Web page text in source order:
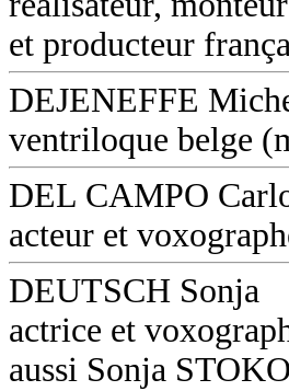
et producteur
DEJENEFFE
ventriloque belge
DEL CAMPO
acteur et
DEUTSCH Sonja
actrice et
aussi Sonja